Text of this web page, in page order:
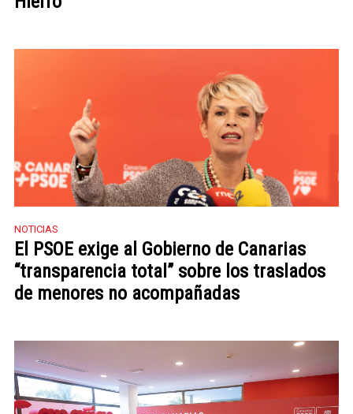
NOTICIAS
El PSOE exige al Gobierno de Canarias
“transparencia total” sobre los traslados
de menores no acompañadas